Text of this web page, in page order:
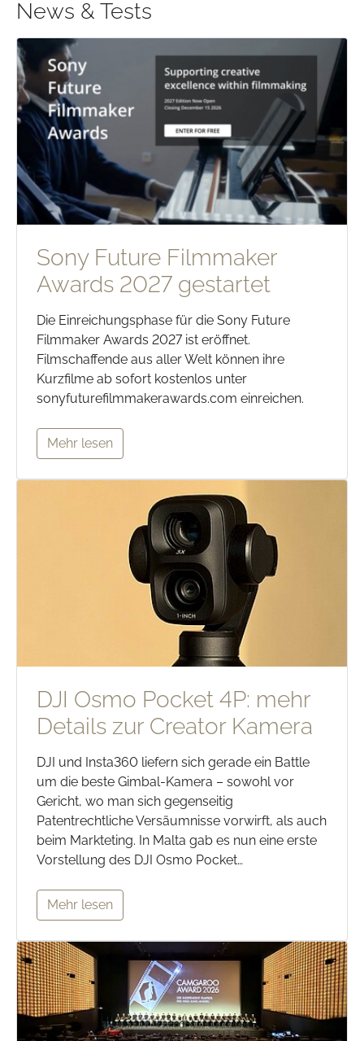
News & Tests
Sony Future Filmmaker
Awards 2027 gestartet
Die Einreichungsphase für die Sony Future
Filmmaker Awards 2027 ist eröffnet.
Filmschaffende aus aller Welt können ihre
Kurzfilme ab sofort kostenlos unter
sonyfuturefilmmakerawards.com einreichen.
Mehr lesen
DJI Osmo Pocket 4P: mehr
Details zur Creator Kamera
DJI und Insta360 liefern sich gerade ein Battle
um die beste Gimbal-Kamera – sowohl vor
Gericht, wo man sich gegenseitig
Patentrechtliche Versäumnisse vorwirft, als auch
beim Markteting. In Malta gab es nun eine erste
Vorstellung des DJI Osmo Pocket…
Mehr lesen